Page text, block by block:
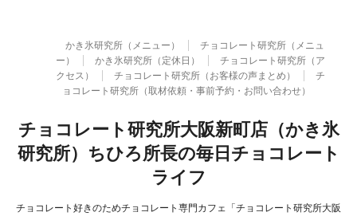
かき氷研究所（メニュー）
チョコレート研究所（メニュ
ー）
かき氷研究所（定休日）
チョコレート研究所（ア
クセス）
チョコレート研究所（お客様の声まとめ）
チ
ョコレート研究所（取材依頼・事前予約・お問い合わせ）
チョコレート研究所大阪新町店（かき氷
研究所）ちひろ所長の毎日チョコレート
ライフ
チョコレート好きのためチョコレート専門カフェ「チョコレート研究所大阪